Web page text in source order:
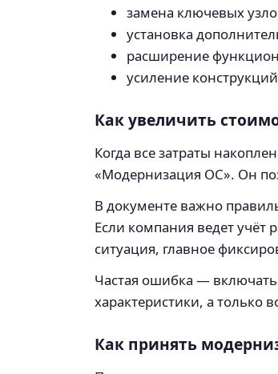
замена ключевых
установка
расширение
усиление
Как увеличить
Когда все затраты
«Модернизация ОС». Он
В документе важно
Если компания ведет учёт
ситуация, главное
Частая ошибка —
характеристики, а только
Как принять